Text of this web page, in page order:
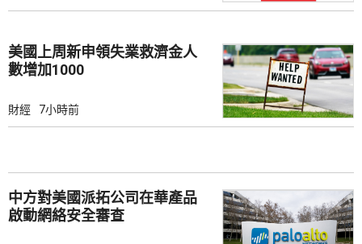
美國上周新申領失業救濟金人
數增加1000
財經 7小時前
中方對美國派拓公司在華產品
啟動網絡安全審查